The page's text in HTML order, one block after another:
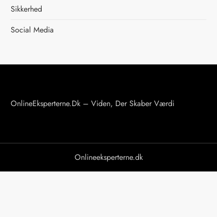
d
e
n
Sikkerhed
Social Media
OnlineEksperterne.dk – Viden, Der Skaber Værdi
Onlineeksperterne.dk